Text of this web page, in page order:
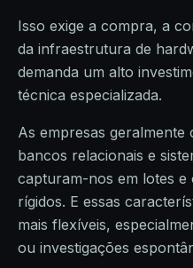
Isso exige a compra, a
da infraestrutura de
demanda um alto
técnica especializada.
As empresas geralmente
bancos relacionais e
capturam-nos em lotes e
rígidos. E essas
mais flexíveis,
ou investigações